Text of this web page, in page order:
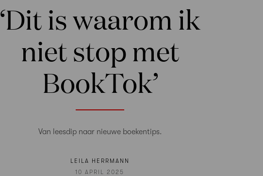
‘Dit is waarom ik
niet stop met
BookTok’
Van leesdip naar nieuwe boekentips.
LEILA HERRMANN
10 APRIL 2025